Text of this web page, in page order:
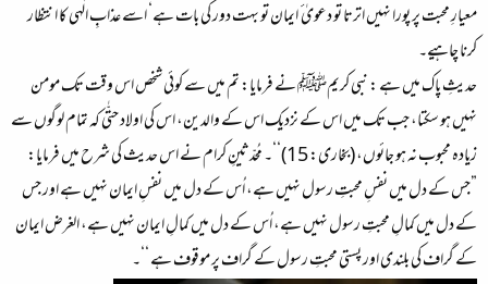
معیارِ محبت پر پورا نہیں اترتا تو دعویٰ ٔ ایمان تو بہت دور کی بات ہے‘ اسے عذابِ الٰہی کا انتظار
کرنا چاہیے۔
حدیثِ پاک میں ہے : نبی کریمﷺ نے فرمایا: تم میں سے کوئی شخص اس وقت تک مومن
نہیں ہو سکتا، جب تک میں اس کے نزدیک اس کے والدین، اس کی اولاد حتّٰی کہ تمام لوگوں سے
زیادہ محبوب نہ ہو جائوں، (بخاری: 15)‘‘۔ مُحدّثینِ کرام نے اس حدیث کی شرح میں فرمایا:
”جس کے دل میں نفسِ محبتِ رسول نہیں ہے، اُس کے دل میں نفسِ ایمان نہیں ہے اور جس
کے دل میں کمالِ محبتِ رسول نہیں ہے، اُس کے دل میں کمالِ ایمان نہیں ہے، الغرض ایمان
کے گراف کی بلندی اور پستی محبتِ رسول کے گراف پر موقوف ہے ‘‘۔